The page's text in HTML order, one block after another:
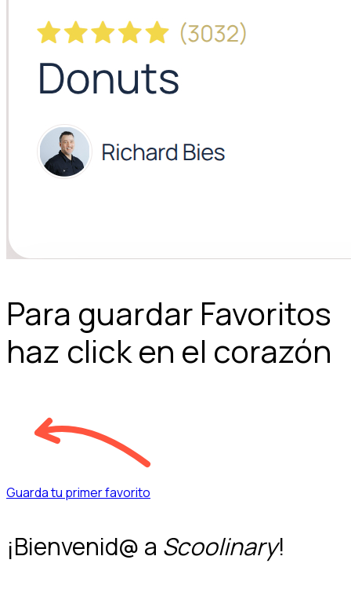
Para guardar Favoritos
haz click en el corazón
Guarda tu primer favorito
¡Bienvenid@ a Scoolinary!